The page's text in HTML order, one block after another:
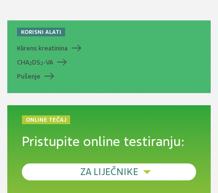
KORISNI ALATI
Klirens kreatinina
CHA2DS2-VA
Pušenje
ONLINE TEČAJ
Pristupite online testiranju:
ZA LIJEČNIKE